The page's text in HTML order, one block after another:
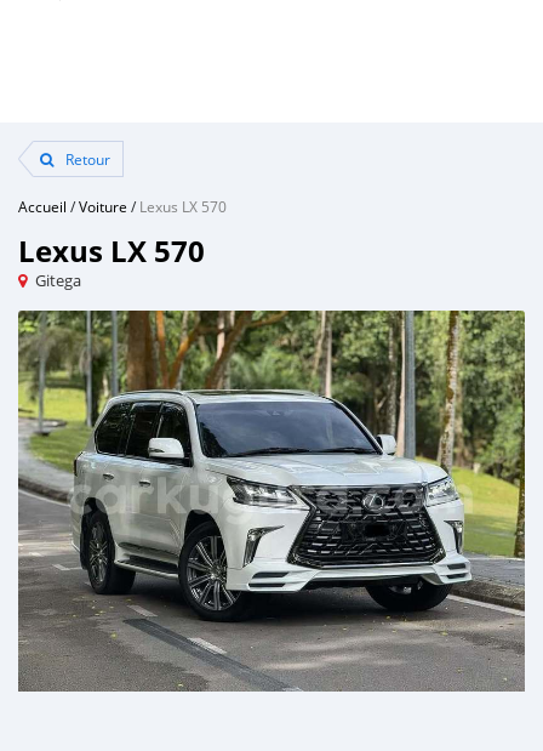
Retour
Accueil /Voiture /Lexus LX 570
Lexus LX 570
Gitega